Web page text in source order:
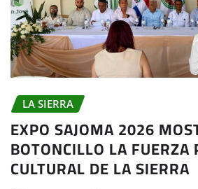
LA SIERRA
EXPO SAJOMA 2026
BOTONCILLO LA FUERZA
CULTURAL DE LA SIERRA